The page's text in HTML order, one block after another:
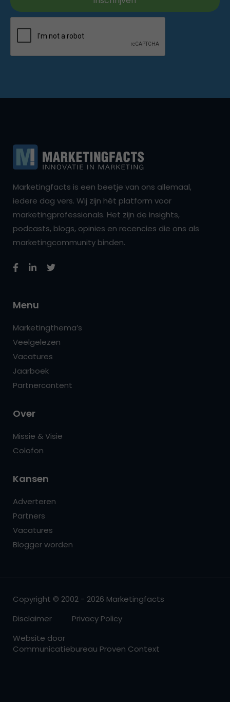
Marketingfacts is een beetje van ons allemaal,
iedere dag vers. Wij zijn hét platform voor
marketingprofessionals. Het zijn de insights,
podcasts, blogs, opinies en recencies die ons als
marketingcommunity binden.
Menu
Marketingthema’s
Veelgelezen
Vacatures
Jaarboek
Partnercontent
Over
Missie & Visie
Colofon
Kansen
Adverteren
Partners
Vacatures
Blogger worden
Copyright © 2002 - 2026 Marketingfacts
Disclaimer
Privacy Policy
Website door
Communicatiebureau Proven Context